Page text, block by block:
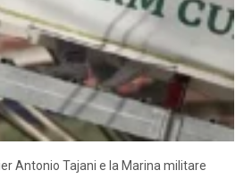
Antonio Tajani e la Marina militare